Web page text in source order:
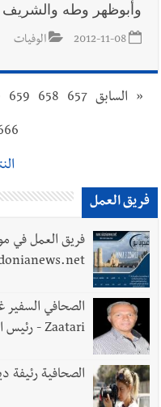
وأبوظهر وطه والشريف
2012-11-08 الوفيات
« السابق 657
658
659
فريق العمل
فريق العمل في
Zaatari - رئيس التحرير
الصحافية رئيفة